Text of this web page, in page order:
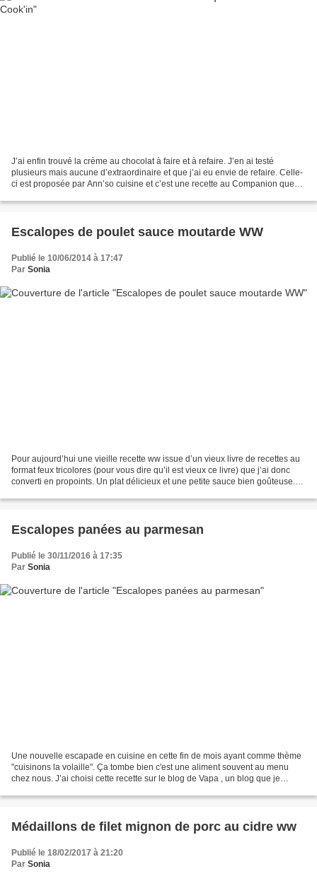
J’ai enfin trouvé la crème au chocolat à faire et à refaire. J’en ai testé
plusieurs mais aucune d’extraordinaire et que j’ai eu envie de refaire. Celle-
ci est proposée par Ann’so cuisine et c’est une recette au Companion que
Escalopes de poulet sauce moutarde WW
Publié le 10/06/2014 à 17:47
Par Sonia
Pour aujourd’hui une vieille recette ww issue d’un vieux livre de recettes au
format feux tricolores (pour vous dire qu’il est vieux ce livre) que j’ai donc
converti en propoints. Un plat délicieux et une petite sauce bien goûteuse.
Escalopes panées au parmesan
Publié le 30/11/2016 à 17:35
Par Sonia
Une nouvelle escapade en cuisine en cette fin de mois ayant comme thème
"cuisinons la volaille". Ça tombe bien c'est une aliment souvent au menu
chez nous. J’ai choisi cette recette sur le blog de Vapa , un blog que je
Médaillons de filet mignon de porc au cidre ww
Publié le 18/02/2017 à 21:20
Par Sonia